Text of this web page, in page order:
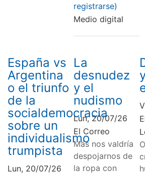
registrarse)
Medio digital
España vs
Argentina
o el triunfo
de la
socialdemocracia
sobre un
individualismo
trumpista
Lun, 20/07/26
La
desnudez
y el
nudismo
Lun, 20/07/26
El Correo
Más nos valdría
despojarnos de
la ropa con